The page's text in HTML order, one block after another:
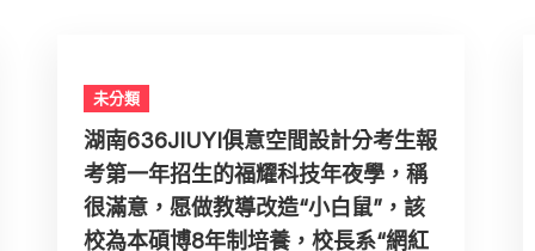
未分類
湖南636JIUYI俱意空間設計分考生報
考第一年招生的福耀科技年夜學，稱
很滿意，愿做教導改造“小白鼠”，該
校為本碩博8年制培養，校長系“網紅